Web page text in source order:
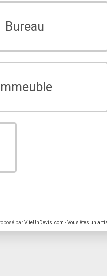
Bureau
parViteUnDevis.com -Vous êtes un